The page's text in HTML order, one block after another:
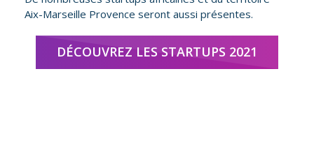
Aix-Marseille Provence seront aussi présentes.
DÉCOUVREZ LES STARTUPS 2021